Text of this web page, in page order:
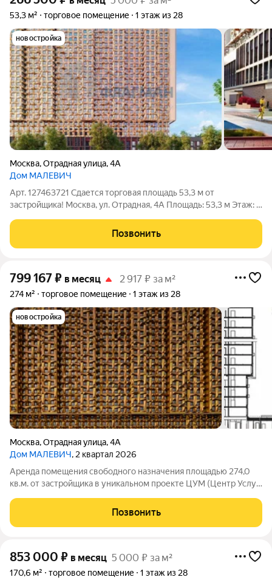
53,3 м² торговое помещение 1 этаж из 28
новостройка
Москва,Отрадная улица,4А
Дом МАЛЕВИЧ
Арт. 127463721 Сдается торговая площадь 53,3 м от
застройщика! Москва, ул. Отрадная, 4А Площадь: 53,3 м Этаж: 1
Владыкино (23 мин.), Ботанический сад (5 мин.) Аренда
торгового помещения площадью
Позвонить
799 167₽ в месяц 2 917 ₽ за м²
274 м² торговое помещение 1 этаж из 28
новостройка
Москва,Отрадная улица,4А
Дом МАЛЕВИЧ, 2 квартал 2026
Аренда помещения свободного назначения площадью 274,0
кв.м. от застройщика в уникальном проекте ЦУМ (Центр Услуг
кластер услуг, интегрированный в жилое пространство Дома
«МАЛЕВИЧ», который находится в
Позвонить
853 000 ₽ в месяц 5 000 ₽ за м²
170,6 м² торговое помещение 1 этаж из 28